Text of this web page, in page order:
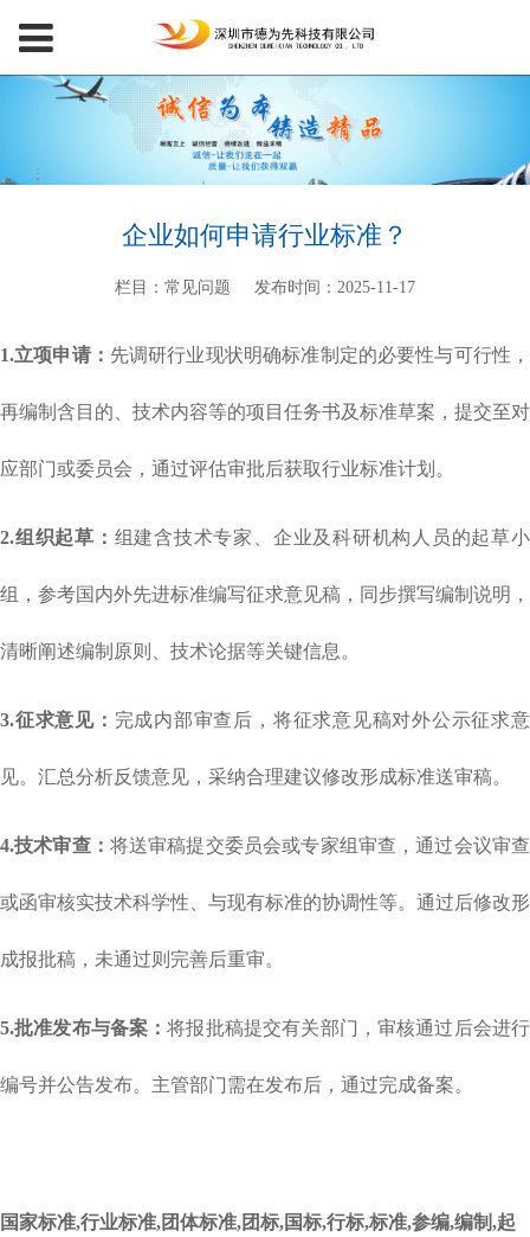
企业如何申请行业标准？
栏目：常见问题 发布时间：2025-11-17
1.立项申请： 先调研行业现状明确标准制定的必要性与可行性，
再编制含目的、技术内容等的项目任务书及标准草案，提交至对
应部门或委员会，通过评估审批后获取行业标准计划。
2.组织起草： 组建含技术专家、企业及科研机构人员的起草小
组，参考国内外先进标准编写征求意见稿，同步撰写编制说明，
清晰阐述编制原则、技术论据等关键信息。
3.征求意见： 完成内部审查后，将征求意见稿对外公示征求意
见。汇总分析反馈意见，采纳合理建议修改形成标准送审稿。
4.技术审查： 将送审稿提交委员会或专家组审查，通过会议审查
或函审核实技术科学性、与现有标准的协调性等。通过后修改形
成报批稿，未通过则完善后重审。
5.批准发布与备案：将报批稿提交有关部门，审核通过后会进行
编号并公告发布。主管部门需在发布后，通过完成备案。
国家标准,行业标准,团体标准,团标,国标,行标,标准,参编,编制,起